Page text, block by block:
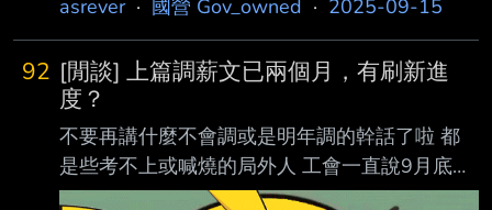
asrever· 國營 Gov_owned · 2025-09-15
92 [閒談] 上篇調薪文已兩個月，有刷新進
度？
不要再講什麼不會調或是明年調的幹話了啦 都
是些考不上或喊燒的局外人 工會一直說9月底有
結果 但新部長一樣繼續壓公文 不調就是不調 吃